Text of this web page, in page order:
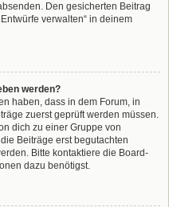
Den gesicherten Beitrag
verwalten“ in deinem
werden?
haben, dass in dem Forum, in
zuerst geprüft werden müssen.
dich zu einer Gruppe von
Beiträge erst begutachten
Bitte kontaktiere die Board-
dazu benötigst.